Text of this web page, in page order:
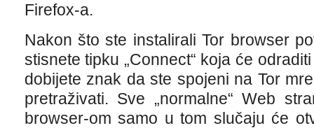
Firefox-a.
Nakon što ste instalirali Tor browser
stisnete tipku „Connect“ koja će
dobijete znak da ste spojeni na Tor
pretraživati. Sve „normalne“ Web
browser-om samo u tom slučaju će